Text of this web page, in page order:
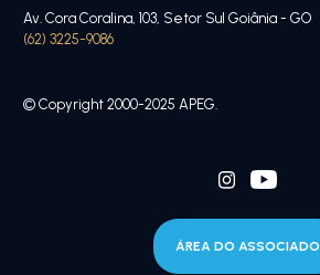
Av. Cora Coralina, 103, Setor Sul Goiânia - GO
(62) 3225-9086
© Copyright 2000-2025 APEG.
ÁREA DO ASSOCIADO